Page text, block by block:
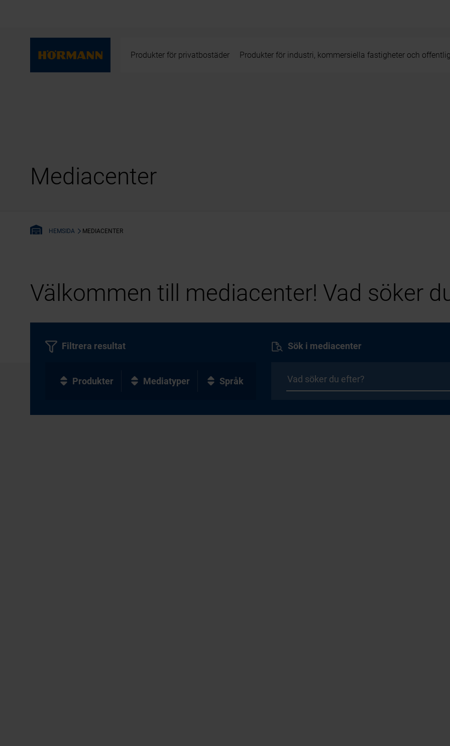
Produkter för privatbostäder Produkter för industri, kommersiella fastigheter och
Mediacenter
HEMSIDA MEDIACENTER
Välkommen till mediacenter! Vad söker
Sök i mediacenter
Filtrera resultat
Produkter Mediatyper Språk